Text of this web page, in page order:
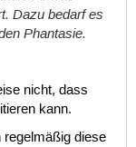
Dazu bedarf es
Phantasie.
nicht, dass
kann.
diese